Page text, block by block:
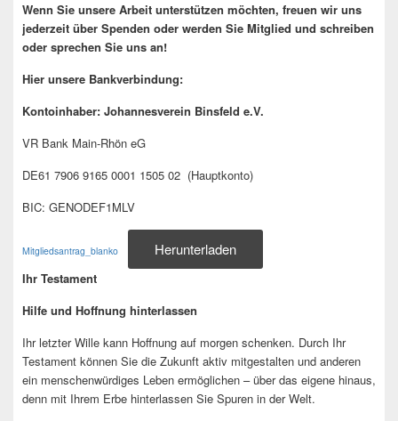
Wenn Sie unsere Arbeit unterstützen möchten, freuen wir uns
jederzeit über Spenden oder werden Sie Mitglied und schreiben
oder sprechen Sie uns an!
Hier unsere Bankverbindung:
Kontoinhaber: Johannesverein Binsfeld e.V.
VR Bank Main-Rhön eG
DE61 7906 9165 0001 1505 02 (Hauptkonto)
BIC: GENODEF1MLV
Mitgliedsantrag_blanko Herunterladen
Ihr Testament
Hilfe und Hoffnung hinterlassen
Ihr letzter Wille kann Hoffnung auf morgen schenken. Durch Ihr
Testament können Sie die Zukunft aktiv mitgestalten und anderen
ein menschenwürdiges Leben ermöglichen – über das eigene hinaus,
denn mit Ihrem Erbe hinterlassen Sie Spuren in der Welt.